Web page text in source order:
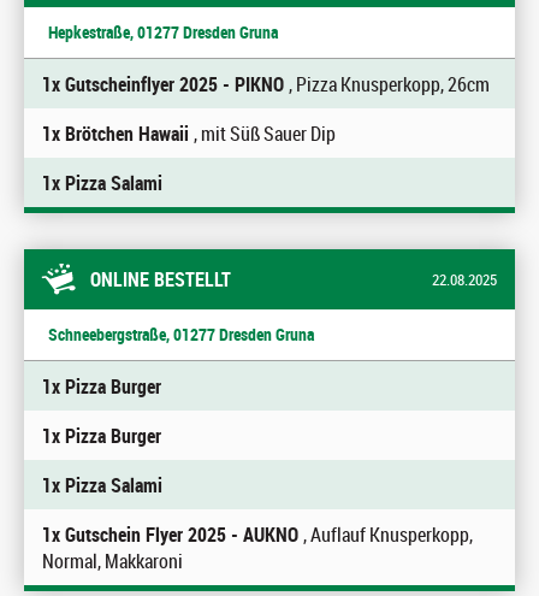
Hepkestraße, 01277 Dresden Gruna
1x Gutscheinflyer 2025 - PIKNO, Pizza Knusperkopp, 26cm
1x Brötchen Hawaii , mit Süß Sauer Dip
1x Pizza Salami
ONLINE BESTELLT 22.08.2025
Schneebergstraße, 01277 Dresden Gruna
1x Pizza Burger
1x Pizza Burger
1x Pizza Salami
1x Gutschein Flyer 2025 - AUKNO, Auflauf Knusperkopp,
Normal, Makkaroni